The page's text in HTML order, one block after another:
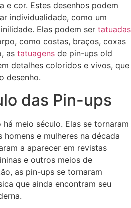
e cor. Estes desenhos podem
individualidade, como um
Elas podem ser tatuadas
como costas, braços, coxas
as tatuagens de pin-ups old
detalhes coloridos e vivos, que
desenho.
das Pin-ups
meio século. Elas se tornaram
e mulheres na década
a aparecer em revistas
e outros meios de
as pin-ups se tornaram
que ainda encontram seu